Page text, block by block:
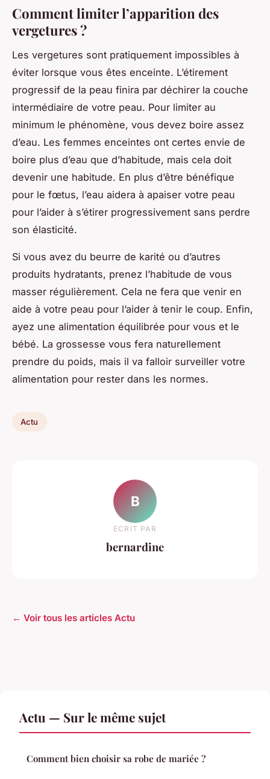
Comment limiter l’apparition des
vergetures ?
Les vergetures sont pratiquement impossibles à
éviter lorsque vous êtes enceinte. L’étirement
progressif de la peau finira par déchirer la couche
intermédiaire de votre peau. Pour limiter au
minimum le phénomène, vous devez boire assez
d’eau. Les femmes enceintes ont certes envie de
boire plus d’eau que d’habitude, mais cela doit
devenir une habitude. En plus d’être bénéfique
pour le fœtus, l’eau aidera à apaiser votre peau
pour l’aider à s’étirer progressivement sans perdre
son élasticité.
Si vous avez du beurre de karité ou d’autres
produits hydratants, prenez l’habitude de vous
masser régulièrement. Cela ne fera que venir en
aide à votre peau pour l’aider à tenir le coup. Enfin,
ayez une alimentation équilibrée pour vous et le
bébé. La grossesse vous fera naturellement
prendre du poids, mais il va falloir surveiller votre
alimentation pour rester dans les normes.
Actu
B
ECRIT PAR
bernardine
← Voir tous les articles Actu
Actu — Sur le même sujet
Comment bien choisir sa robe de mariée ?